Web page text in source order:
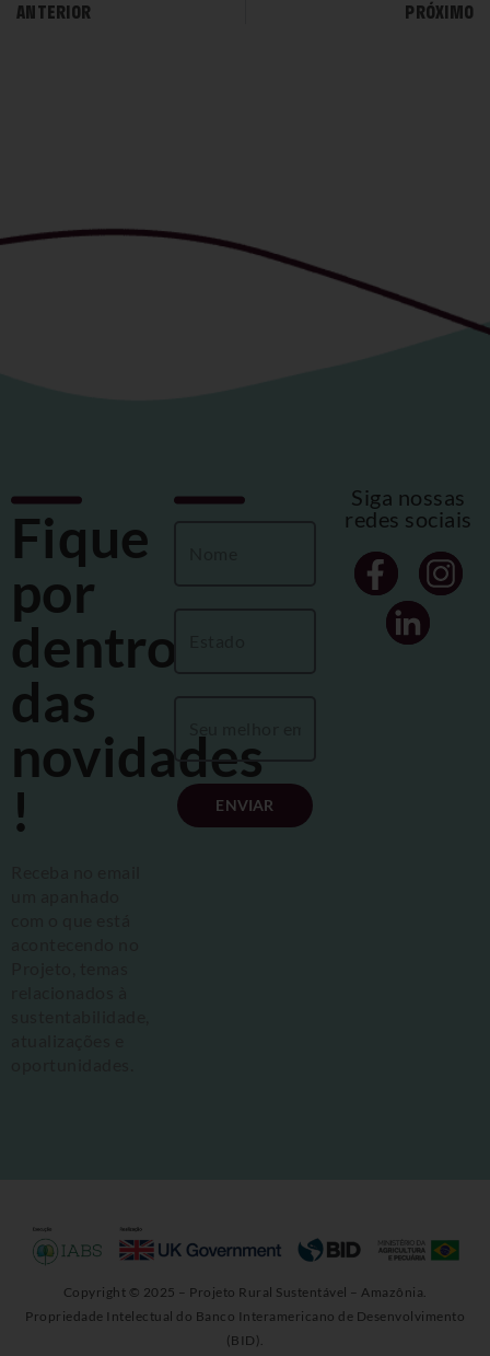
ANTERIOR PRÓXIMO
Fique
por
dentro
das
novidades
!
ENVIAR
Siga nossas
redes sociais
Copyright © 2025 – Projeto Rural Sustentável – Amazônia.
Propriedade Intelectual do Banco Interamericano de Desenvolvimento
(BID).